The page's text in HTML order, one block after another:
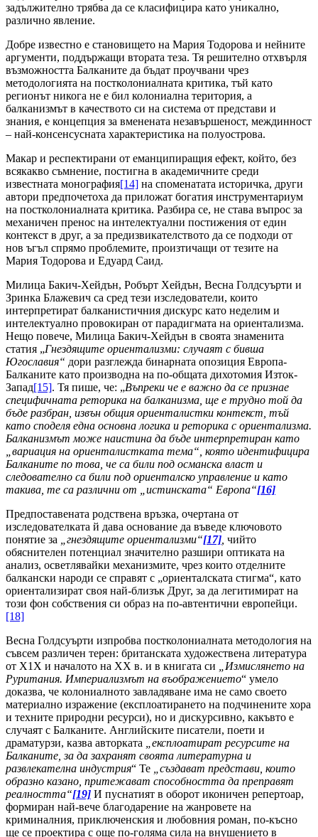
задължително трябва да се класифицира като уникално,
различно явление.
Добре известно е становището на Мария Тодорова и нейните
аргументи, поддържащи втората теза. Тя решително отхвърля
възможността Балканите да бъдат проучвани чрез
методологията на постколониалната критика, тъй като
регионът никога не е бил колониална територия, а
балканизмът в качеството си на система от представи и
знания, е концепция за вменената незавършеност, междинност
– най-консенсусната характеристика на полуострова.
Макар и респектирани от еманципиращия ефект, който, без
всякакво съмнение, постигна в академичните среди
известната монография[14] на споменатата историчка, други
автори предпочетоха да приложат богатия инструментариум
на постколониалната критика. Разбира се, не става въпрос за
механичен пренос на интелектуални постижения от един
контекст в друг, а за предизвикателството да се подходи от
нов ъгъл спрямо проблемите, произтичащи от тезите на
Мария Тодорова и Едуард Саид.
Милица Бакич-Хейдън, Робърт Хейдън, Весна Голдсуърти и
Зринка Блажевич са сред тези изследователи, които
интерпретират балканистичния дискурс като неделим и
интелектуално провокиран от парадигмата на ориентализма.
Нещо повече, Милица Бакич-Хейдън в своята знаменита
статия „Гнездящите ориентализми: случаят с бивша
Югославия“ дори разглежда бинарната опозиция Европа-
Балканите като производна на по-общата дихотомия Изток-
Запад[15]. Тя пише, че: „Въпреки че е важно да се признае
специфичната реторика на балканизма, ще е трудно той да
бъде разбран, извън общия ориенталистки контекст, тъй
като споделя една основна логика и реторика с ориентализма.
Балканизмът може наистина да бъде интерпретиран като
„вариация на ориенталистката тема“, която идентифицира
Балканите по това, че са били под османска власт и
следователно са били под ориенталско управление и като
такива, те са различни от „истинската“ Европа“[16]
Предпоставената родствена връзка, очертана от
изследователката й дава основание да въведе ключовото
понятие за
„гнездящите ориентализми“[17] чийто
обяснителен потенциал значително разшири оптиката на
анализ, осветлявайки механизмите, чрез които отделните
балкански народи се справят с „ориенталската стигма“, като
ориентализират своя най-близък Друг, за да легитимират на
този фон собствения си образ на по-автентични европейци.
[18]
Весна Голдсуърти изпробва постколониалната методология на
съвсем различен терен: британската художествена литература
от Х1Х и началото на ХХ в. и в книгата си
„Измислянето на
Руритания. Империализмът на въображението“ умело
доказва, че колониалното завладяване има не само своето
материално изражение (експлоатирането на подчинените хора
и техните природни ресурси), но и дискурсивно, какъвто е
случаят с Балканите. Английските писатели, поети и
драматурзи, казва авторката
„експлоатират ресурсите на
Балканите, за да захранят своята литературна и
развлекателна индустрия“ Те
„създават представи, които
образно казано, притежават способността да преправят
реалността“[19] И пуснатият в оборот иконичен репертоар,
формиран най-вече благодарение на жанровете на
криминалния, приключенския и любовния роман, по-късно
ще се проектира с още по-голяма сила на внушението в